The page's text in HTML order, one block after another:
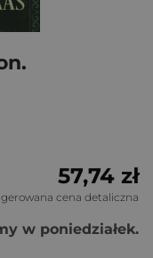
57,74 zł
cena detaliczna
w poniedziałek.